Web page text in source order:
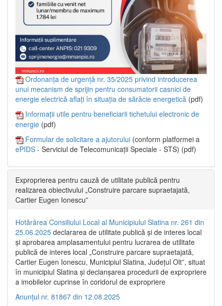
Ordonanța de urgență nr. 35/2025 privind introducerea
unui mecanism de sprijin pentru consumatorii casnici de
energie electrică aflați în situația de sărăcie energetică (pdf)
Informații utile pentru beneficiarii tichetului electronic de
energie (pdf)
Formular de solicitare a ajutorului (conform platformei a
ePIDS - Serviciul de Telecomunicații Speciale - STS) (pdf)
Exproprierea pentru cauză de utilitate publică pentru
realizarea obiectivului „Construire parcare supraetajată,
Cartier Eugen Ionescu”
Hotărârea Consiliului Local al Municipiului Slatina nr. 261 din
25.06.2025 declararea de utilitate publică și de interes local
și aprobarea amplasamentului pentru lucrarea de utilitate
publică de interes local „Construire parcare supraetajată,
Cartier Eugen Ionescu, Municipiul Slatina, Județul Olt”, situat
în municipiul Slatina și declanșarea procedurii de expropriere
a imobilelor cuprinse în coridorul de expropriere
Anunțul nr. 81867 din 12.08.2025